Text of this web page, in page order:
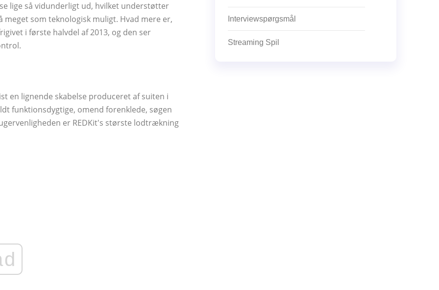
lige så vidunderligt ud, hvilket understøtter
som teknologisk muligt. Hvad mere er,
i første halvdel af 2013, og den ser
en lignende skabelse produceret af suiten i
funktionsdygtige, omend forenklede, søgen
er REDKit's største lodtrækning
Interviewspørgsmål
Streaming Spil